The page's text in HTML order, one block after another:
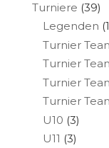
Turniere (39)
Legenden
Turnier
Turnier
Turnier
Turnier
U10 (3)
U11 (3)